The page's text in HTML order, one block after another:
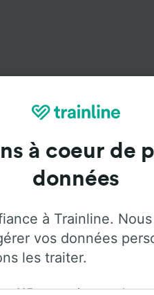
à bord
à Francfort avec
Accès aux personnes
à coeur de
données
à Trainline.
vos données
les traiter.
115partenaires stockent